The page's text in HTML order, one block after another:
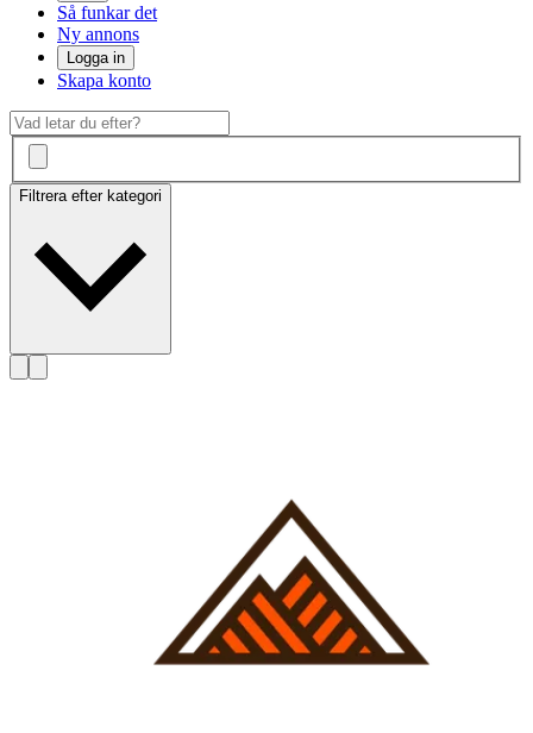
Så funkar det
Ny annons
Logga in
Skapa konto
Filtrera efter kategori